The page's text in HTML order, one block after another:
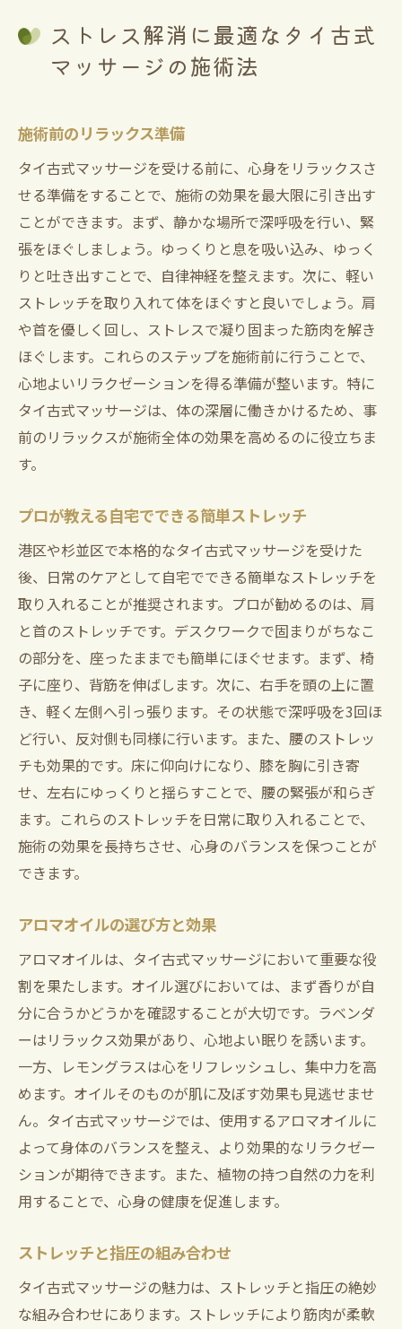
ストレス解消に最適なタイ古式
マッサージの施術法
施術前のリラックス準備
タイ古式マッサージを受ける前に、心身をリラックスさ
せる準備をすることで、施術の効果を最大限に引き出す
ことができます。まず、静かな場所で深呼吸を行い、緊
張をほぐしましょう。ゆっくりと息を吸い込み、ゆっく
りと吐き出すことで、自律神経を整えます。次に、軽い
ストレッチを取り入れて体をほぐすと良いでしょう。肩
や首を優しく回し、ストレスで凝り固まった筋肉を解き
ほぐします。これらのステップを施術前に行うことで、
心地よいリラクゼーションを得る準備が整います。特に
タイ古式マッサージは、体の深層に働きかけるため、事
前のリラックスが施術全体の効果を高めるのに役立ちま
す。
プロが教える自宅でできる簡単ストレッチ
港区や杉並区で本格的なタイ古式マッサージを受けた
後、日常のケアとして自宅でできる簡単なストレッチを
取り入れることが推奨されます。プロが勧めるのは、肩
と首のストレッチです。デスクワークで固まりがちなこ
の部分を、座ったままでも簡単にほぐせます。まず、椅
子に座り、背筋を伸ばします。次に、右手を頭の上に置
き、軽く左側へ引っ張ります。その状態で深呼吸を3回ほ
ど行い、反対側も同様に行います。また、腰のストレッ
チも効果的です。床に仰向けになり、膝を胸に引き寄
せ、左右にゆっくりと揺らすことで、腰の緊張が和らぎ
ます。これらのストレッチを日常に取り入れることで、
施術の効果を長持ちさせ、心身のバランスを保つことが
できます。
アロマオイルの選び方と効果
アロマオイルは、タイ古式マッサージにおいて重要な役
割を果たします。オイル選びにおいては、まず香りが自
分に合うかどうかを確認することが大切です。ラベンダ
ーはリラックス効果があり、心地よい眠りを誘います。
一方、レモングラスは心をリフレッシュし、集中力を高
めます。オイルそのものが肌に及ぼす効果も見逃せませ
ん。タイ古式マッサージでは、使用するアロマオイルに
よって身体のバランスを整え、より効果的なリラクゼー
ションが期待できます。また、植物の持つ自然の力を利
用することで、心身の健康を促進します。
ストレッチと指圧の組み合わせ
タイ古式マッサージの魅力は、ストレッチと指圧の絶妙
な組み合わせにあります。ストレッチにより筋肉が柔軟